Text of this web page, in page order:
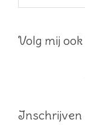
Volg mij